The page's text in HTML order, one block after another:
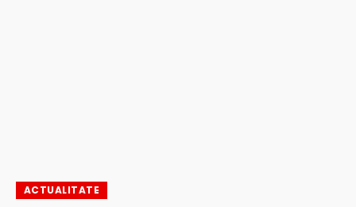
ACTUALITATE